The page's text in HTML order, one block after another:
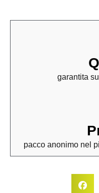
garantita
pacco anonimo nel